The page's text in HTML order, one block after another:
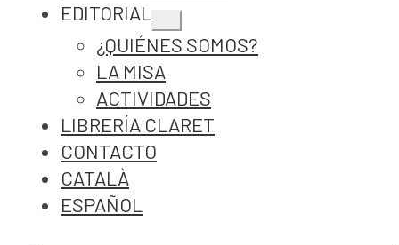
EDITORIAL
Expandir
el
menú
¿QUIÉNES SOMOS?
LA MISA
ACTIVIDADES
LIBRERÍA CLARET
CONTACTO
CATALÀ
ESPAÑOL